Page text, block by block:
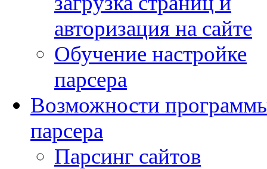
авторизация на сайте
Обучение настройке
парсера
Возможности
парсера
Парсинг сайтов